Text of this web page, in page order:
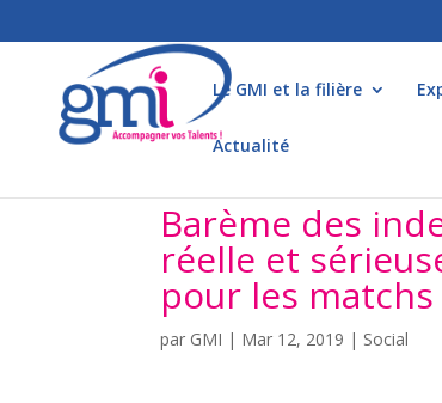
Le GMI et la filière
Actualité
Barème des
réelle et
pour les matchs
par GMI | Mar 12, 2019 | Social